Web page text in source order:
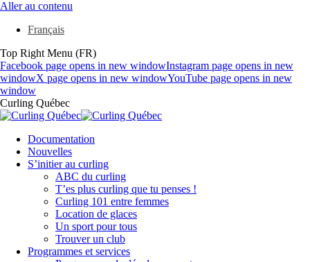
Aller au contenu
Français
Top Right Menu (FR)
Facebook page opens in new windowInstagram page opens in new
windowX page opens in new windowYouTube page opens in new
window
Curling Québec
Documentation
Nouvelles
S’initier au curling
ABC du curling
T’es plus curling que tu penses !
Curling 101 entre femmes
Location de glaces
Un sport pour tous
Trouver un club
Programmes et services